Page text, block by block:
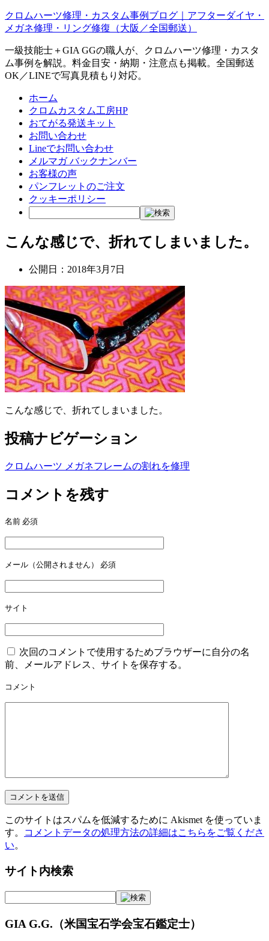
クロムハーツ修理・カスタム事例ブログ｜アフターダイヤ・
メガネ修理・リング修復（大阪／全国郵送）
一級技能士＋GIA GGの職人が、クロムハーツ修理・カスタ
ム事例を解説。料金目安・納期・注意点も掲載。全国郵送
OK／LINEで写真見積もり対応。
ホーム
クロムカスタム工房HP
おてがる発送キット
お問い合わせ
Lineでお問い合わせ
メルマガ バックナンバー
お客様の声
パンフレットのご注文
クッキーポリシー
こんな感じで、折れてしまいました。
公開日： 2018年3月7日
こんな感じで、折れてしまいました。
投稿ナビゲーション
クロムハーツ メガネフレームの割れを修理
コメントを残す
名前 必須
メール（公開されません） 必須
サイト
次回のコメントで使用するためブラウザーに自分の名
前、メールアドレス、サイトを保存する。
コメント
このサイトはスパムを低減するために Akismet を使っていま
す。
コメントデータの処理方法の詳細はこちらをご覧くださ
い。
サイト内検索
GIA G.G.（米国宝石学会宝石鑑定士）